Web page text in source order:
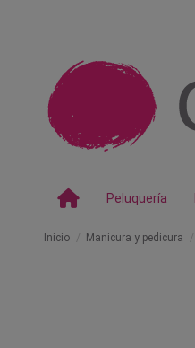
Peluquería
Inicio Manicura y pedicura